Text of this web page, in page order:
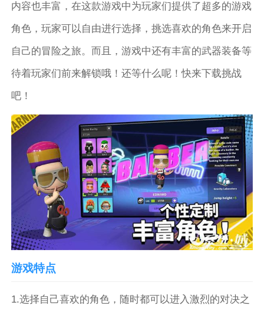
内容也丰富，在这款游戏中为玩家们提供了超多的游戏
角色，玩家可以自由进行选择，挑选喜欢的角色来开启
自己的冒险之旅。而且，游戏中还有丰富的武器装备等
待着玩家们前来解锁哦！还等什么呢！快来下载挑战
吧！
游戏特点
1.选择自己喜欢的角色，随时都可以进入激烈的对决之